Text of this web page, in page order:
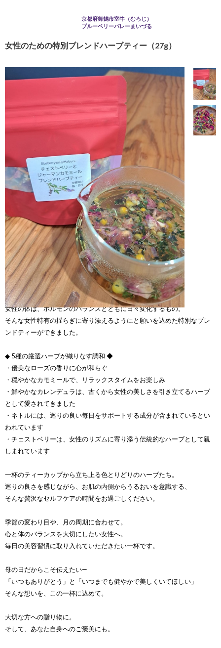
京都府舞鶴市室牛（むろじ）
ブルーベリーバレーまいづる
女性のための特別ブレンドハーブティー（27g）
大切な女性の毎日に、自然の恵みを。
女性の体は、ホルモンのバランスとともに日々変化するもの。
そんな女性特有の揺らぎに寄り添えるようにと願いを込めた特別なブレ
ンドティーができました。
◆ 5種の厳選ハーブが織りなす調和 ◆
・優美なローズの香りに心が和らぐ
・穏やかなカモミールで、リラックスタイムをお楽しみ
・鮮やかなカレンデュラは、古くから女性の美しさを引き立てるハーブ
として愛されてきました
・ネトルには、巡りの良い毎日をサポートする成分が含まれているとい
われています
・チェストベリーは、女性のリズムに寄り添う伝統的なハーブとして親
しまれています
一杯のティーカップから立ち上る色とりどりのハーブたち。
巡りの良さを感じながら、お肌の内側からうるおいを意識する、
そんな贅沢なセルフケアの時間をお過ごしください。
季節の変わり目や、月の周期に合わせて。
心と体のバランスを大切にしたい女性へ。
毎日の美容習慣に取り入れていただきたい一杯です。
母の日だからこそ伝えたい—
「いつもありがとう」と「いつまでも健やかで美しくいてほしい」
そんな想いを、この一杯に込めて。
大切な方への贈り物に。
そして、あなた自身へのご褒美にも。